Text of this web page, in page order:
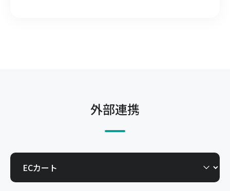
引を電子化できます。
得意先へキャムマックスの一部機能を開放すること
です。今までメールやFAX、郵送で行っていた取引
を電子化できます。
外部連携